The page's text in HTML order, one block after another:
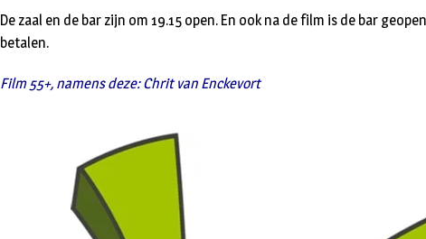
De zaal en de bar zijn om 19.15 open. En ook na de film is de bar
betalen.
Film 55+, namens deze: Chrit van Enckevort